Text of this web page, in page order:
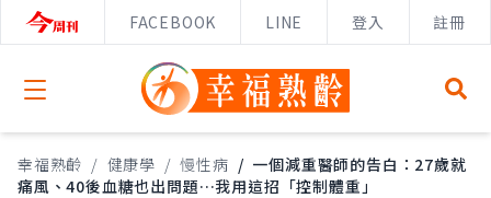
FACEBOOK LINE 登入 註冊
Open menu
幸福熟齡 / 健康學 / 慢性病 / 一個減重醫師的告白：27歲就
痛風、40後血糖也出問題…我用這招「控制體重」